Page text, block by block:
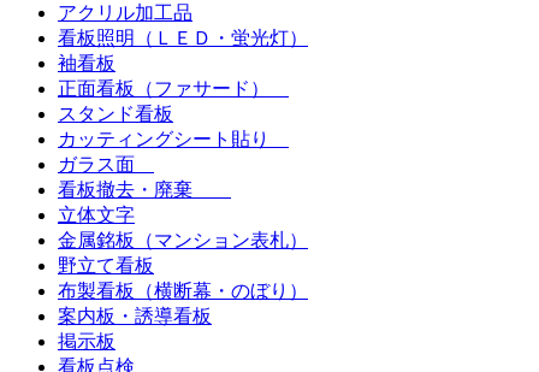
アクリル加工品
看板照明（ＬＥＤ・蛍光灯）
袖看板
正面看板（ファサード）
スタンド看板
カッティングシート貼り
ガラス面
看板撤去・廃棄
立体文字
金属銘板（マンション表札）
野立て看板
布製看板（横断幕・のぼり）
案内板・誘導看板
掲示板
看板点検